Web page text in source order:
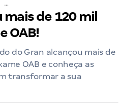
de 120 mil
OAB!
do Gran alcançou mais de
OAB e conheça as
transformar a sua